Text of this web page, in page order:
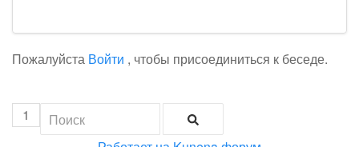
Пожалуйста Войти , чтобы присоединиться к беседе.
1